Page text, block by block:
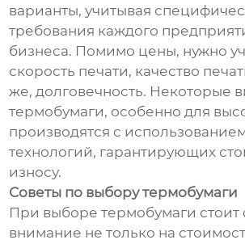
варианты, учитывая
требования каждого
бизнеса. Помимо цены, нужно
скорость печати, качество
же, долговечность. Некоторые
термобумаги, особенно для
производятся с
технологий, гарантирующих
износу.
Советы по выбору термобумаги
При выборе термобумаги стоит
внимание не только на